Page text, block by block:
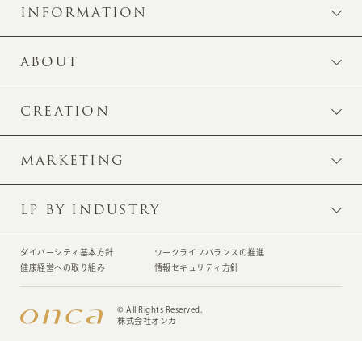
INFORMATION
ABOUT
CREATION
MARKETING
LP BY INDUSTRY
ダイバーシティ基本方針
ワークライフバランスの推進
健康経営への取り組み
情報セキュリティ方針
© All Rights Reserved.
株式会社オンカ